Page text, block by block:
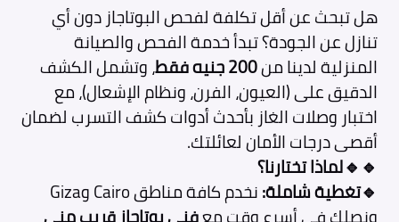
هل تبحث عن أقل تكلفة لفحص البوتاجاز دون أي
تنازل عن الجودة؟ تبدأ خدمة الفحص والصيانة
المنزلية لدينا من200 جنيه فقط ، وتشمل الكشف
الدقيق على (العيون، الفرن، ونظام الإشعال)، مع
اختبار وصلات الغاز بأحدث أدوات كشف التسرب لضمان
أقصى درجات الأمان لعائلتك.
🔹🔹لماذا تختارنا؟
🔹تغطية شاملة: نخدم كافة مناطق Cairo وGiza